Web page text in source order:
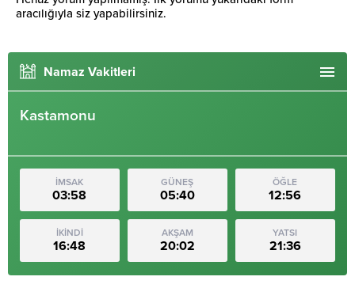
aracılığıyla siz yapabilirsiniz.
Namaz Vakitleri
Kastamonu
İMSAK
03:58
GÜNEŞ
05:40
ÖĞLE
12:56
İKİNDİ
16:48
AKŞAM
20:02
YATSI
21:36